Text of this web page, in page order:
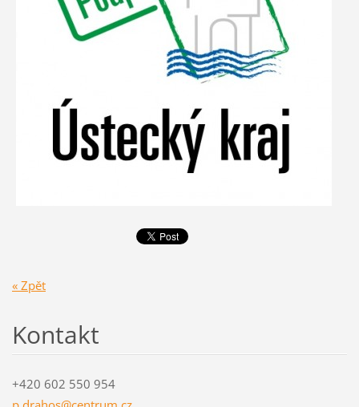
« Zpět
Kontakt
+420 602 550 954